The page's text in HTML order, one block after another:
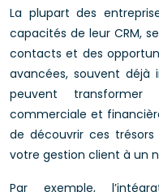
La plupart des
capacités de leur CRM,
contacts et des
avancées, souvent déjà
peuvent transformer
commerciale et
de découvrir ces
votre gestion client à un
Par exemple,